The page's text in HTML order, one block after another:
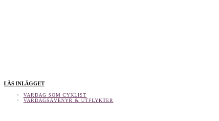
LÄS INLÄGGET
VARDAG SOM CYKLIST
VARDAGSÄVENYR & UTFLYKTER